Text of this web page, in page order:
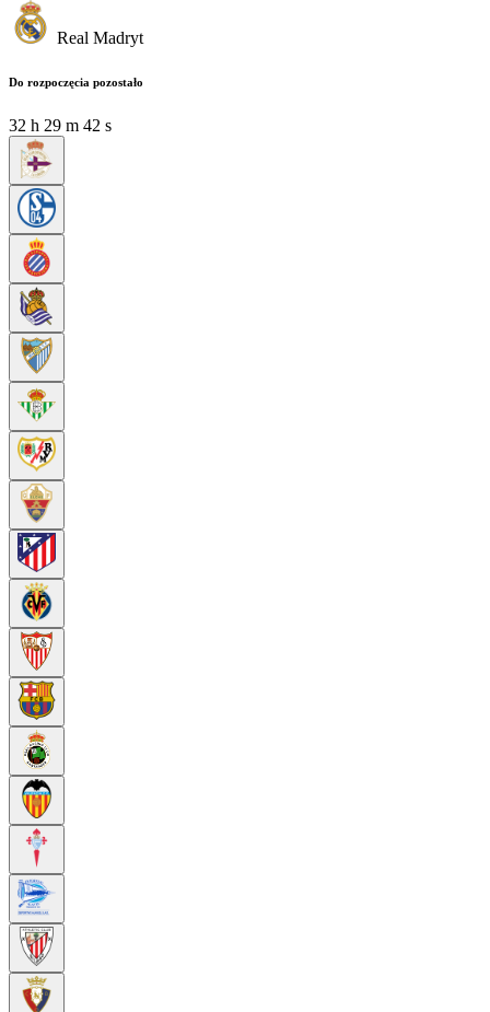
Real Madryt
Do rozpoczęcia pozostało
32 h 29 m 40 s